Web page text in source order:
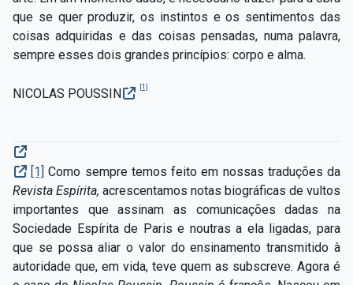
que se quer produzir, os instintos e os sentimentos das
coisas adquiridas e das coisas pensadas, numa palavra,
sempre esses dois grandes princípios: corpo e alma.
NICOLAS POUSSIN [1]
[1] Como sempre temos feito em nossas traduções da
Revista Espírita, acrescentamos notas biográficas de vultos
importantes que assinam as comunicações dadas na
Sociedade Espírita de Paris e noutras a ela ligadas, para
que se possa aliar o valor do ensinamento transmitido à
autoridade que, em vida, teve quem as subscreve. Agora é